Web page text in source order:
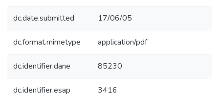
dc.date.submitted 17/06/05
dc.format.mimetype application/pdf
dc.identifier.dane 85230
dc.identifier.esap 3416